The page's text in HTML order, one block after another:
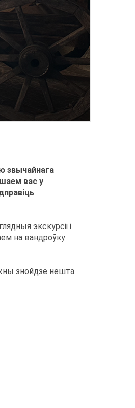
звычайнага
вас у
экскурсіі і
на вандроўку
знойдзе нешта